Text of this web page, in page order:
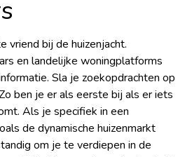
vriend bij de huizenjacht.
en landelijke woningplatforms
Sla je zoekopdrachten op
ben je er als eerste bij als er iets
Als je specifiek in een
de dynamischehuizenmarkt
om je te verdiepen in de